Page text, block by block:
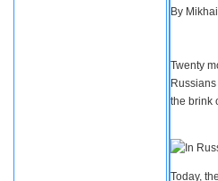
By
Twenty
the brink
Today,